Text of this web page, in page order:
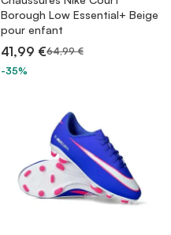
Borough Low Essential+ Beige
pour enfant
41,99 €64,99 €
-35%